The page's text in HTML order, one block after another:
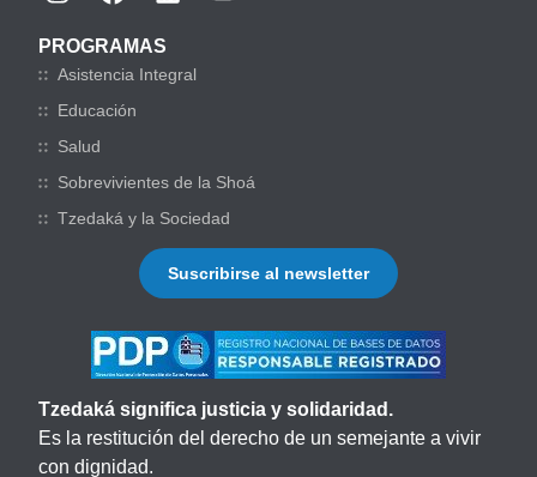
PROGRAMAS
Asistencia Integral
Educación
Salud
Sobrevivientes de la Shoá
Tzedaká y la Sociedad
Suscribirse al newsletter
Tzedaká significa justicia y solidaridad.
Es la restitución del derecho de un semejante a vivir
con dignidad.